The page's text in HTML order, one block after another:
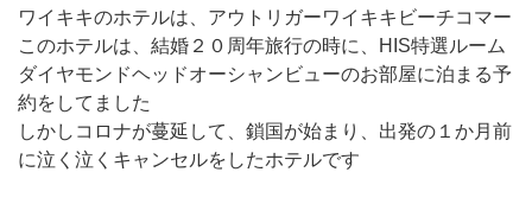
ワイキキのホテルは、アウトリガーワイキキビーチコマー
このホテルは、結婚２０周年旅行の時に、HIS特選ルーム
ダイヤモンドヘッドオーシャンビューのお部屋に泊まる予
約をしてました
しかしコロナが蔓延して、鎖国が始まり、出発の１か月前
に泣く泣くキャンセルをしたホテルです